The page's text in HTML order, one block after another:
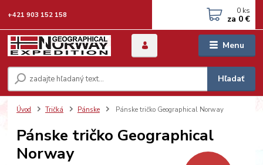
Menu
Hľadať
+421 903 152 158 0 ks
za 0 €
Úvod Tričká Pánske Pánske tričko Geographical Norway
Pánske tričko Geographical
Norway